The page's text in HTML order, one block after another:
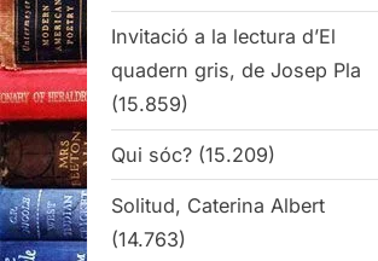
Invitació a la lectura d’El
quadern gris, de Josep Pla
(15.859)
Qui sóc? (15.209)
Solitud, Caterina Albert
(14.763)